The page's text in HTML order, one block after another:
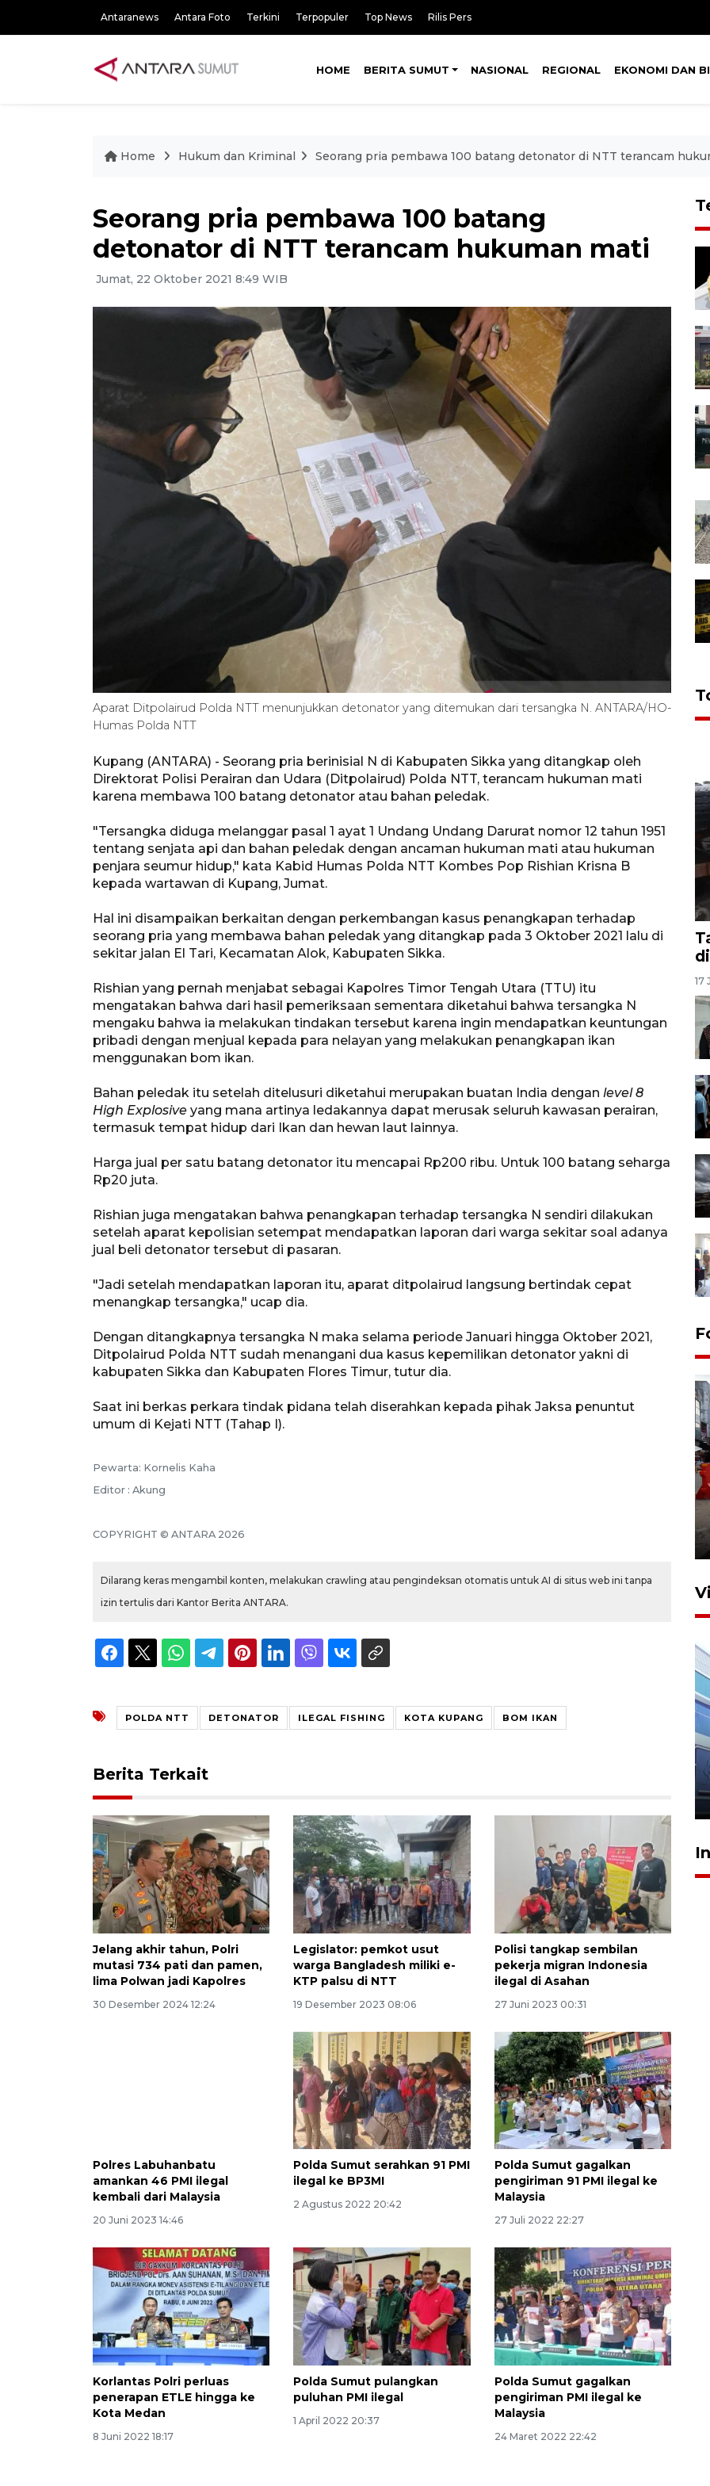
Antaranews Antara Foto Terkini Terpopuler Top News Rilis Pers
HOME BERITA SUMUT NASIONAL REGIONAL EKONOMI DAN
Home Hukum dan Kriminal Seorang pria pembawa 100 batang detonator di NTT terancam
Seorang pria pembawa 100 batang
detonator di NTT terancam hukuman mati
Jumat, 22 Oktober 2021 8:49 WIB
Aparat Ditpolairud Polda NTT menunjukkan detonator yang ditemukan dari tersangka N. ANTARA/HO-
Humas Polda NTT
Kupang (ANTARA) - Seorang pria berinisial N di Kabupaten Sikka yang ditangkap oleh
Direktorat Polisi Perairan dan Udara (Ditpolairud) Polda NTT, terancam hukuman mati
karena membawa 100 batang detonator atau bahan peledak.
"Tersangka diduga melanggar pasal 1 ayat 1 Undang Undang Darurat nomor 12 tahun 1951
tentang senjata api dan bahan peledak dengan ancaman hukuman mati atau hukuman
penjara seumur hidup," kata Kabid Humas Polda NTT Kombes Pop Rishian Krisna B
kepada wartawan di Kupang, Jumat.
Hal ini disampaikan berkaitan dengan perkembangan kasus penangkapan terhadap
seorang pria yang membawa bahan peledak yang ditangkap pada 3 Oktober 2021 lalu di
sekitar jalan El Tari, Kecamatan Alok, Kabupaten Sikka.
Rishian yang pernah menjabat sebagai Kapolres Timor Tengah Utara (TTU) itu
mengatakan bahwa dari hasil pemeriksaan sementara diketahui bahwa tersangka N
mengaku bahwa ia melakukan tindakan tersebut karena ingin mendapatkan keuntungan
pribadi dengan menjual kepada para nelayan yang melakukan penangkapan ikan
menggunakan bom ikan.
Bahan peledak itu setelah ditelusuri diketahui merupakan buatan India dengan level 8
High Explosive yang mana artinya ledakannya dapat merusak seluruh kawasan perairan,
termasuk tempat hidup dari Ikan dan hewan laut lainnya.
Harga jual per satu batang detonator itu mencapai Rp200 ribu. Untuk 100 batang seharga
Rp20 juta.
Rishian juga mengatakan bahwa penangkapan terhadap tersangka N sendiri dilakukan
setelah aparat kepolisian setempat mendapatkan laporan dari warga sekitar soal adanya
jual beli detonator tersebut di pasaran.
"Jadi setelah mendapatkan laporan itu, aparat ditpolairud langsung bertindak cepat
menangkap tersangka," ucap dia.
Dengan ditangkapnya tersangka N maka selama periode Januari hingga Oktober 2021,
Ditpolairud Polda NTT sudah menangani dua kasus kepemilikan detonator yakni di
kabupaten Sikka dan Kabupaten Flores Timur, tutur dia.
Saat ini berkas perkara tindak pidana telah diserahkan kepada pihak Jaksa penuntut
umum di Kejati NTT (Tahap I).
Pewarta: Kornelis Kaha
Editor : Akung
COPYRIGHT © ANTARA 2026
Dilarang keras mengambil konten, melakukan crawling atau pengindeksan otomatis untuk AI di situs web ini tanpa
izin tertulis dari Kantor Berita ANTARA.
POLDA NTT DETONATOR ILEGAL FISHING KOTA KUPANG BOM IKAN
Berita Terkait
Jelang akhir tahun, Polri
mutasi 734 pati dan pamen,
lima Polwan jadi Kapolres
30 Desember 2024 12:24
Legislator: pemkot usut
warga Bangladesh miliki e-
KTP palsu di NTT
19 Desember 2023 08:06
Polisi tangkap sembilan
pekerja migran Indonesia
ilegal di Asahan
27 Juni 2023 00:31
Polres Labuhanbatu
amankan 46 PMI ilegal
kembali dari Malaysia
20 Juni 2023 14:46
Polda Sumut serahkan 91 PMI
ilegal ke BP3MI
2 Agustus 2022 20:42
Polda Sumut gagalkan
pengiriman 91 PMI ilegal ke
Malaysia
27 Juli 2022 22:27
Korlantas Polri perluas
penerapan ETLE hingga ke
Kota Medan
8 Juni 2022 18:17
Polda Sumut pulangkan
puluhan PMI ilegal
1 April 2022 20:37
Polda Sumut gagalkan
pengiriman PMI ilegal ke
Malaysia
24 Maret 2022 22:42
17
Sinyal positif perekonomian
Indonesia
2026-08-05 15:00:00